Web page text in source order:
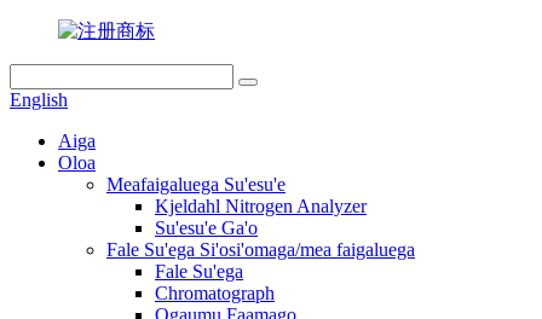
English
Aiga
Oloa
Meafaigaluega Su'esu'e
Kjeldahl Nitrogen Analyzer
Su'esu'e Ga'o
Fale Su'ega Si'osi'omaga/mea faigaluega
Fale Su'ega
Chromatograph
Ogaumu Faamago